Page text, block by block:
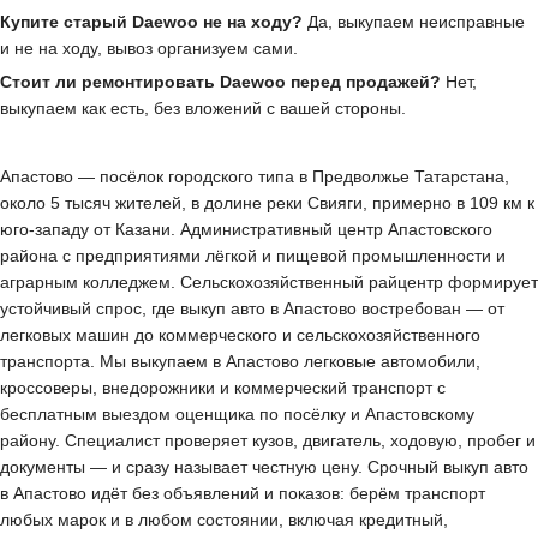
Купите старый Daewoo не на ходу? Да, выкупаем неисправные
и не на ходу, вывоз организуем сами.
Стоит ли ремонтировать Daewoo перед продажей? Нет,
выкупаем как есть, без вложений с вашей стороны.
Апастово — посёлок городского типа в Предволжье Татарстана,
около 5 тысяч жителей, в долине реки Свияги, примерно в 109 км к
юго-западу от Казани. Административный центр Апастовского
района с предприятиями лёгкой и пищевой промышленности и
аграрным колледжем. Сельскохозяйственный райцентр формирует
устойчивый спрос, где выкуп авто в Апастово востребован — от
легковых машин до коммерческого и сельскохозяйственного
транспорта. Мы выкупаем в Апастово легковые автомобили,
кроссоверы, внедорожники и коммерческий транспорт с
бесплатным выездом оценщика по посёлку и Апастовскому
району. Специалист проверяет кузов, двигатель, ходовую, пробег и
документы — и сразу называет честную цену. Срочный выкуп авто
в Апастово идёт без объявлений и показов: берём транспорт
любых марок и в любом состоянии, включая кредитный,